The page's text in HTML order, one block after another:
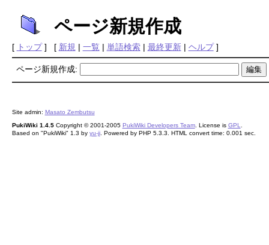
ページ新規作成
[ トップ] [ 新規 | 一覧 | 単語検索| 最終更新| ヘルプ]
ページ新規作成:
Site admin: Masato Zembutsu
PukiWiki 1.4.5Copyright © 2001-2005 PukiWiki Developers Team. License is GPL
Based on "PukiWiki" 1.3 by yu-ji. Powered by PHP 5.3.3. HTML convert time: 0.001 sec.